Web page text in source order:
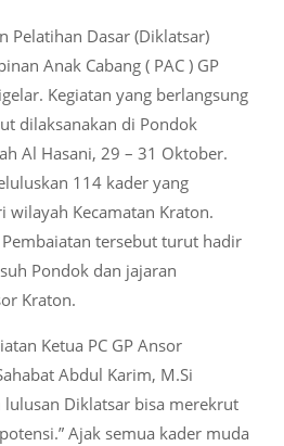
Pelatihan Dasar (Diklatsar)
Anak Cabang ( PAC ) GP
Kegiatan yang berlangsung
dilaksanakan di Pondok
Al Hasani, 29 – 31 Oktober.
114 kader yang
wilayah Kecamatan Kraton.
tersebut turut hadir
Pondok dan jajaran
Kraton.
Ketua PC GP Ansor
Abdul Karim, M.Si
lulusan Diklatsar bisa merekrut
Ajak semua kader muda